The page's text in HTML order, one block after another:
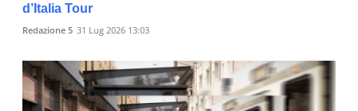
d’Italia Tour
Redazione 5 31 Lug 2026 13:03